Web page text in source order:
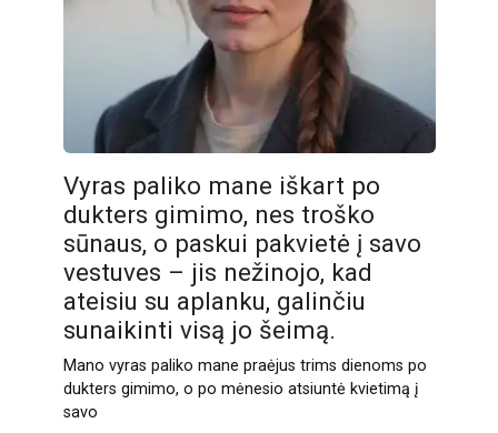
Vyras paliko mane iškart po
dukters gimimo, nes troško
sūnaus, o paskui pakvietė į savo
vestuves – jis nežinojo, kad
ateisiu su aplanku, galinčiu
sunaikinti visą jo šeimą.
Mano vyras paliko mane praėjus trims dienoms po
dukters gimimo, o po mėnesio atsiuntė kvietimą į
savo